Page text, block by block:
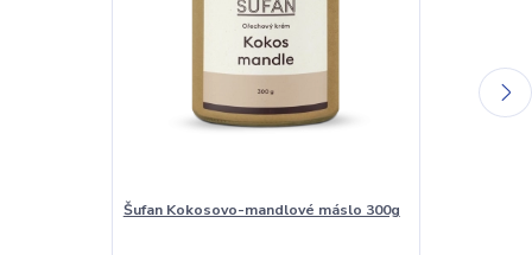
Šufan Kokosovo-mandlové máslo 300g